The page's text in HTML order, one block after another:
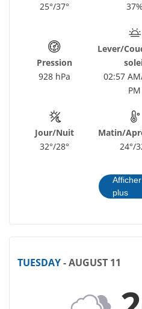
25°/37°
37%
Pression
928 hPa
Lever/
02:57
PM
Jour/Nuit
32°/28°
Matin/
24°/
Afficher
plus
TUESDAY- AUGUST 11